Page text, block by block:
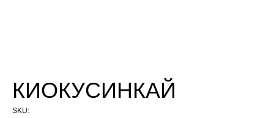
КИОКУСИНКАЙ
SKU: